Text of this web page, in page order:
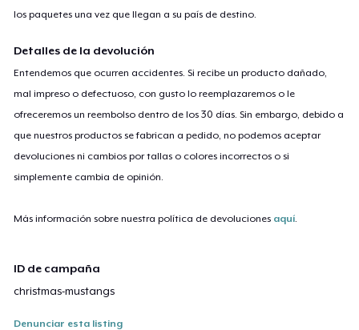
los paquetes una vez que llegan a su país de destino.
Detalles de la devolución
Entendemos que ocurren accidentes. Si recibe un producto dañado,
mal impreso o defectuoso, con gusto lo reemplazaremos o le
ofreceremos un reembolso dentro de los 30 días. Sin embargo, debido a
que nuestros productos se fabrican a pedido, no podemos aceptar
devoluciones ni cambios por tallas o colores incorrectos o si
simplemente cambia de opinión.
Más información sobre nuestra política de devoluciones aquí.
ID de campaña
christmas-mustangs
Denunciar esta listing